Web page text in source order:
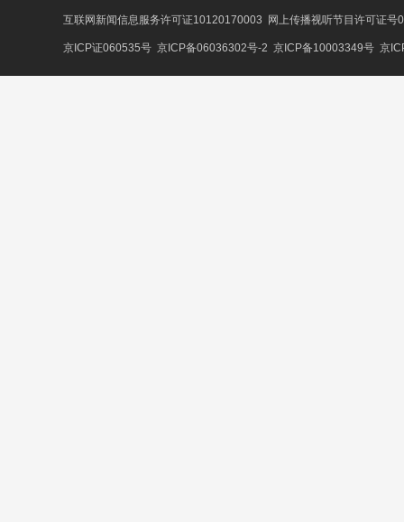
互联网新闻信息服务许可证10120170003 网上传播视听节目许可证
京ICP证060535号 京ICP备06036302号-2 京ICP备10003349号 京